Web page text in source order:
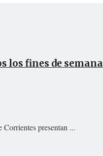
los fines de semana
presentan ...